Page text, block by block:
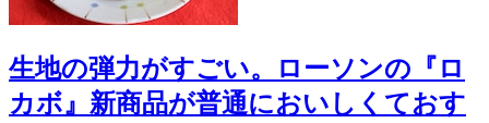
生地の弾力がすごい。ローソンの『ロ
カボ』新商品が普通においしくておす